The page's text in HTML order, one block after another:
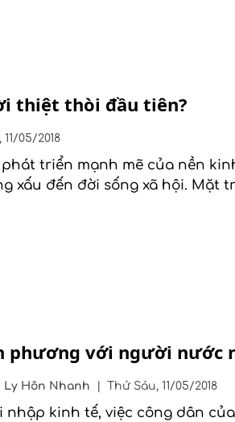
thiệt thòi đầu tiên?
05/2018
triển mạnh mẽ của nền
xấu đến đời sống xã hội.
phương với người nước
Ly Hôn Nhanh Thứ Sáu, 11/05/2018
nhập kinh tế, việc công dân